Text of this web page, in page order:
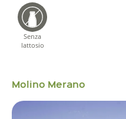
Senza
lattosio
Molino Merano